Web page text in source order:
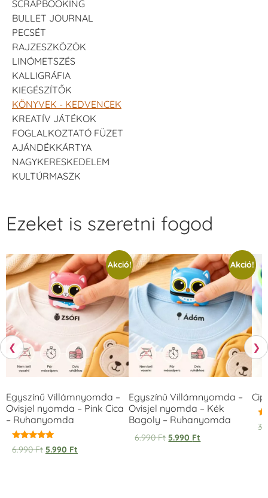
SCRAPBOOKING
BULLET JOURNAL
PECSÉT
RAJZESZKÖZÖK
LINÓMETSZÉS
KALLIGRÁFIA
KIEGÉSZÍTŐK
KÖNYVEK - KEDVENCEK
KREATÍV JÁTÉKOK
FOGLALKOZTATÓ FÜZET
AJÁNDÉKKÁRTYA
NAGYKERESKEDELEM
KULTÚRMASZK
❮
Ezeket is szeretni fogod
Akció!
Egyszínű Villámnyomda –
Ovisjel nyomda – Pink Cica
– Ruhanyomda
Értékelés:
5.00
6.990Ft 5.990 Ft
Akció!
Egyszínű Villámnyomda –
Ovisjel nyomda – Kék
Bagoly – Ruhanyomda
6.990Ft 5.990 Ft
❯